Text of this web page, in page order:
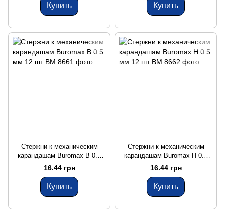
Купить Купить
Стержни к механическим
карандашам Buromax B 0.5
мм 12 шт
16.44 грн
Купить
Стержни к механическим
карандашам Buromax H 0.5
мм 12 шт
16.44 грн
Купить